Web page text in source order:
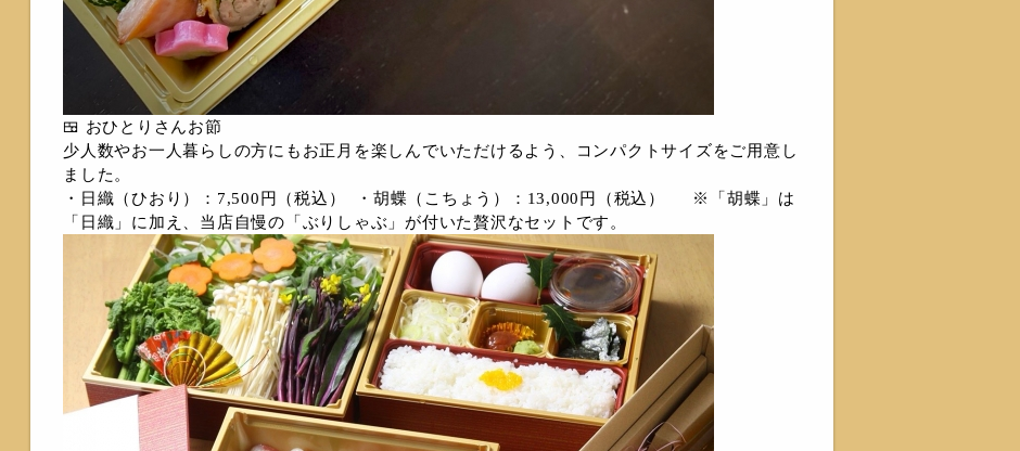
🍱 おひとりさんお節
少人数やお一人暮らしの方にもお正月を楽しんでいただけるよう、コンパクトサイズをご用意し
ました。
・日織（ひおり）：7,500円（税込） ・胡蝶（こちょう）：13,000円（税込） ※「胡蝶」は
「日織」に加え、当店自慢の「ぶりしゃぶ」が付いた贅沢なセットです。